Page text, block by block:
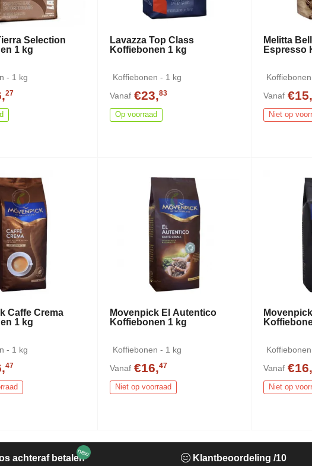
Selection
1 kg
- 1 kg
27
Lavazza Top Class
Koffiebonen 1 kg
Koffiebonen - 1 kg
Vanaf €23,83
Op voorraad
Melitta
Espresso
Vanaf
Niet op
Caffe Crema
1 kg
- 1 kg
47
Movenpick El Autentico
Koffiebonen 1 kg
Koffiebonen - 1 kg
Vanaf €16,47
Niet op voorraad
Vanaf
Niet op
achteraf betalen
new
Klantbeoordeling /10